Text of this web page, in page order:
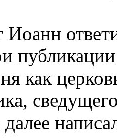
публикации
как